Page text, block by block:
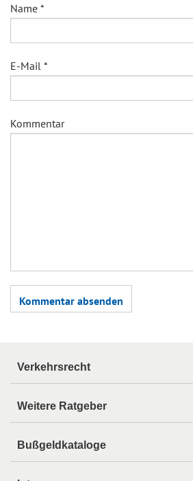
Name *
E-Mail *
Kommentar
Verkehrsrecht
Weitere Ratgeber
Bußgeldkataloge